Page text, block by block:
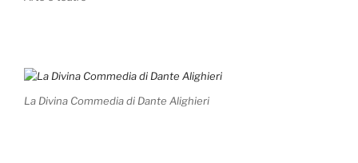
La Divina Commedia di Dante Alighieri